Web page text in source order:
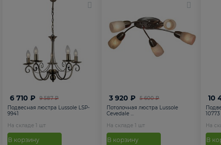
9 587 ₽
6 710 ₽
Подвесная люстра Lussole LSP-
9941
На складе 1 шт
В корзину
5 600 ₽
3 920 ₽
Потолочная люстра Lussole
Cevedale ...
На складе 1 шт
В корзину
10
10773
На
В